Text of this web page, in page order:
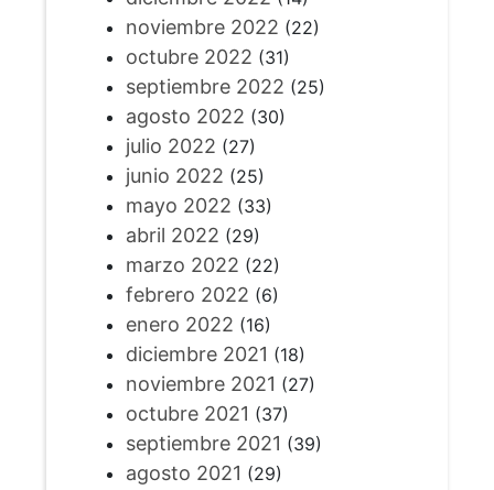
noviembre 2022 (22)
octubre 2022 (31)
septiembre 2022 (25)
agosto 2022 (30)
julio 2022 (27)
junio 2022 (25)
mayo 2022 (33)
abril 2022 (29)
marzo 2022 (22)
febrero 2022 (6)
enero 2022 (16)
diciembre 2021 (18)
noviembre 2021 (27)
octubre 2021 (37)
septiembre 2021 (39)
agosto 2021 (29)